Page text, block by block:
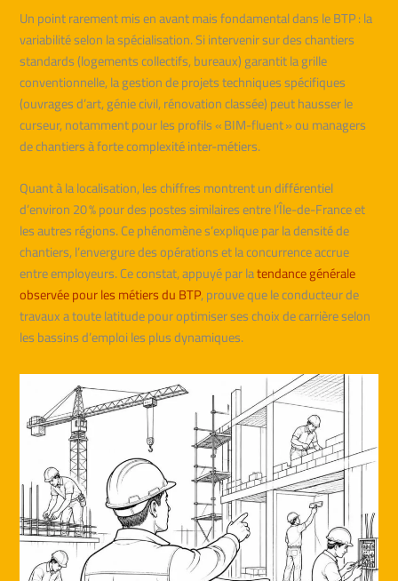
Un point rarement mis en avant mais fondamental dans le BTP : la
variabilité selon la spécialisation. Si intervenir sur des chantiers
standards (logements collectifs, bureaux) garantit la grille
conventionnelle, la gestion de projets techniques spécifiques
(ouvrages d’art, génie civil, rénovation classée) peut hausser le
curseur, notamment pour les profils « BIM-fluent » ou managers
de chantiers à forte complexité inter-métiers.
Quant à la localisation, les chiffres montrent un différentiel
d’environ 20 % pour des postes similaires entre l’Île-de-France et
les autres régions. Ce phénomène s’explique par la densité de
chantiers, l’envergure des opérations et la concurrence accrue
entre employeurs. Ce constat, appuyé par latendance générale
observée pour les métiers du BTP, prouve que le conducteur de
travaux a toute latitude pour optimiser ses choix de carrière selon
les bassins d’emploi les plus dynamiques.